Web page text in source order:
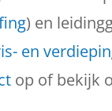
) en
en
op of bekijk